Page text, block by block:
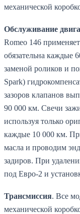
механической
Обслуживание
Romeo 146
обязательна каждые
заменой роликов и
Spark)
зазоров клапанов
90 000 км. Свечи
используя только
каждые 10 000 км.
масла и проводим
задиров. При
под Евро-2 и
Трансмиссия. Все
механической